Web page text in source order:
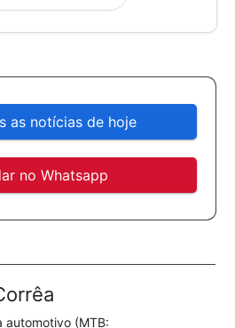
as notícias de hoje
no Whatsapp
automotivo (MTB: